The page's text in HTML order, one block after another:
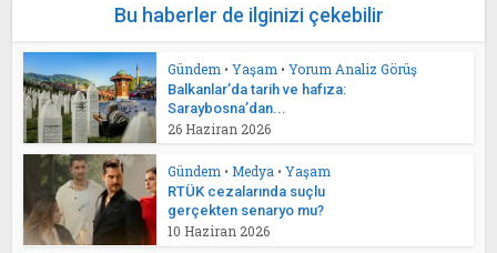
Bu haberler de ilginizi çekebilir
Gündem • Yaşam • Yorum Analiz Görüş
Balkanlar’da tarih ve hafıza:
Saraybosna’dan...
26 Haziran 2026
Gündem • Medya • Yaşam
RTÜK cezalarında suçlu
gerçekten senaryo mu?
10 Haziran 2026